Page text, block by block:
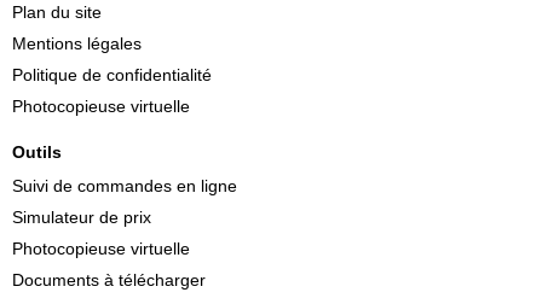
Plan du site
Mentions légales
Politique de confidentialité
Photocopieuse virtuelle
Outils
Suivi de commandes en ligne
Simulateur de prix
Photocopieuse virtuelle
Documents à télécharger